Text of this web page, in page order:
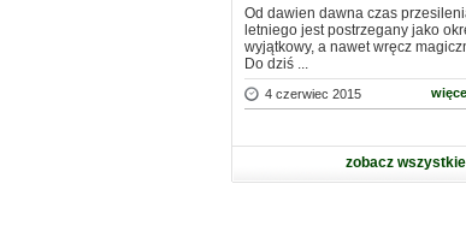
Od dawien dawna czas
letniego jest postrzegany jako
wyjątkowy, a nawet wręcz
Do dziś ...
4 czerwiec 2015
zobacz wszystkie